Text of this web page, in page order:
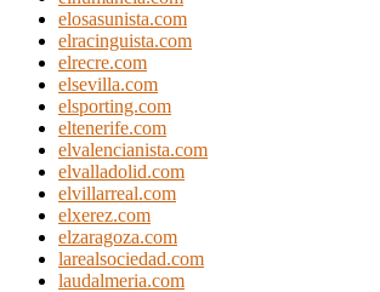
elosasunista.com
elracinguista.com
elrecre.com
elsevilla.com
elsporting.com
eltenerife.com
elvalencianista.com
elvalladolid.com
elvillarreal.com
elxerez.com
elzaragoza.com
larealsociedad.com
laudalmeria.com